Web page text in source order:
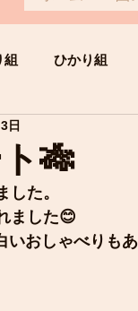
組 ひかり組
🎋
日
た。
ました😊
おしゃべりも